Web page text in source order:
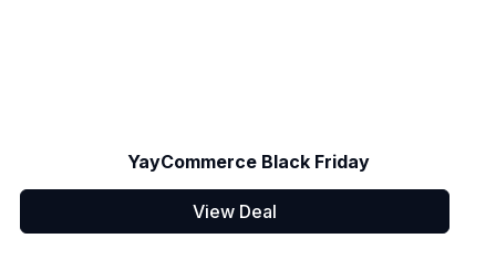
YayCommerce Black Friday
View Deal